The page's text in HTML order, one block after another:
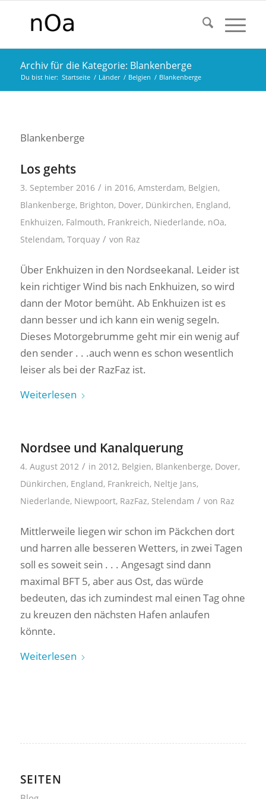
Archiv für die Kategorie: Blankenberge
Du bist hier: Startseite / Länder / Belgien / Blankenberge
Blankenberge
Los gehts
3. September 2016 / in 2016, Amsterdam, Belgien,
Blankenberge, Brighton, Dover, Dünkirchen, England,
Enkhuizen, Falmouth, Frankreich, Niederlande, nOa,
Stelendam, Torquay / von Raz
Über Enkhuizen in den Nordseekanal. Leider ist
kein richtiger Wind bis nach Enkhuizen, so wird
dann der Motor bemüht. Ab Enkhuizen ist es
dann besser und ich kann ein wenig segeln.
Dieses Motorgebrumme geht mir ein wenig auf
den sender . . .auch wenn es schon wesentlich
leiser als bei der RazFaz ist.
Weiterlesen
Nordsee und Kanalquerung
4. August 2012 / in 2012, Belgien, Blankenberge, Dover,
Dünkirchen, England, Frankreich, Neltje Jans,
Niederlande, Niewpoort, RazFaz, Stelendam / von Raz
Mittlerweile liegen wir schon im Päckchen dort
und harren alle besseren Wetters, in zwei Tagen
soll es soweit sein . . . Angesagt sind dann
maximal BFT 5, aber aus Ost, das würde
bedeuten, das ich zumindest mal einen Tag ohne
zu kreuzen den nächsten Hafen anlaufen
könnte.
Weiterlesen
SEITEN